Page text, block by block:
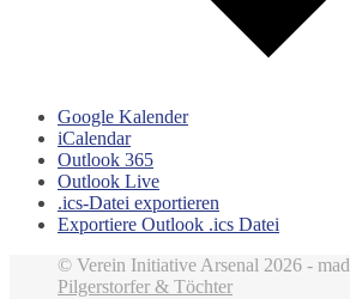
Google Kalender
iCalendar
Outlook 365
Outlook Live
.ics-Datei exportieren
Exportiere Outlook .ics Datei
© Verein Initiative Arsenal 2026 -
Pilgerstorfer & Töchter